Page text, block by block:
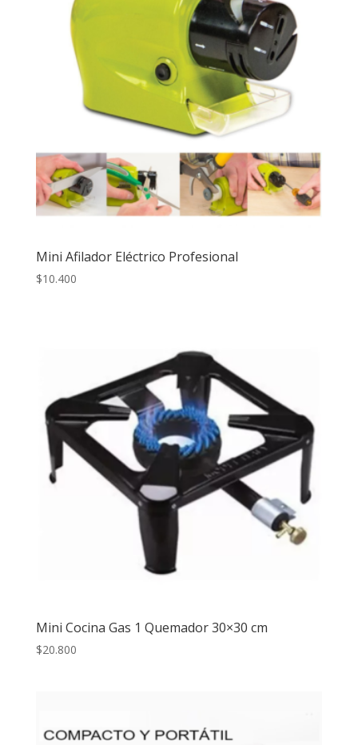
Mini Afilador Eléctrico Profesional
$10.400
Mini Cocina Gas 1 Quemador 30×30 cm
$20.800